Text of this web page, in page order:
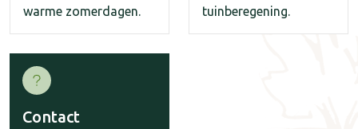
warme zomerdagen.
tuinberegening.
Contact